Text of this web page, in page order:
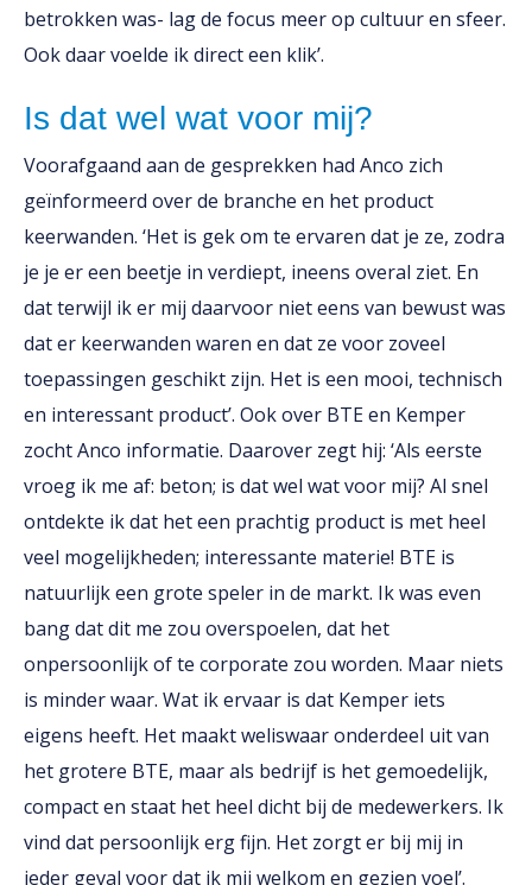
betrokken was- lag de focus meer op cultuur en sfeer.
Ook daar voelde ik direct een klik’.
Is dat wel wat voor mij?
Voorafgaand aan de gesprekken had Anco zich
geïnformeerd over de branche en het product
keerwanden. ‘Het is gek om te ervaren dat je ze, zodra
je je er een beetje in verdiept, ineens overal ziet. En
dat terwijl ik er mij daarvoor niet eens van bewust was
dat er keerwanden waren en dat ze voor zoveel
toepassingen geschikt zijn. Het is een mooi, technisch
en interessant product’. Ook over BTE en Kemper
zocht Anco informatie. Daarover zegt hij: ‘Als eerste
vroeg ik me af: beton; is dat wel wat voor mij? Al snel
ontdekte ik dat het een prachtig product is met heel
veel mogelijkheden; interessante materie! BTE is
natuurlijk een grote speler in de markt. Ik was even
bang dat dit me zou overspoelen, dat het
onpersoonlijk of te corporate zou worden. Maar niets
is minder waar. Wat ik ervaar is dat Kemper iets
eigens heeft. Het maakt weliswaar onderdeel uit van
het grotere BTE, maar als bedrijf is het gemoedelijk,
compact en staat het heel dicht bij de medewerkers. Ik
vind dat persoonlijk erg fijn. Het zorgt er bij mij in
ieder geval voor dat ik mij welkom en gezien voel’.